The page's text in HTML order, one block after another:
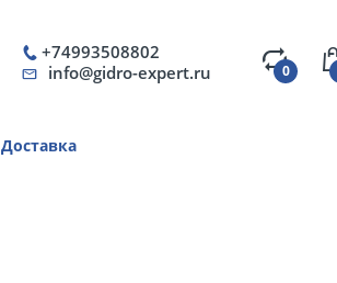
+74993508802
info@gidro-expert.ru
0
Доставка